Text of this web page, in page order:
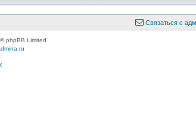
Связаться с
phpBB Limited